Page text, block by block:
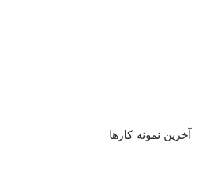
آخرین نمونه کارها